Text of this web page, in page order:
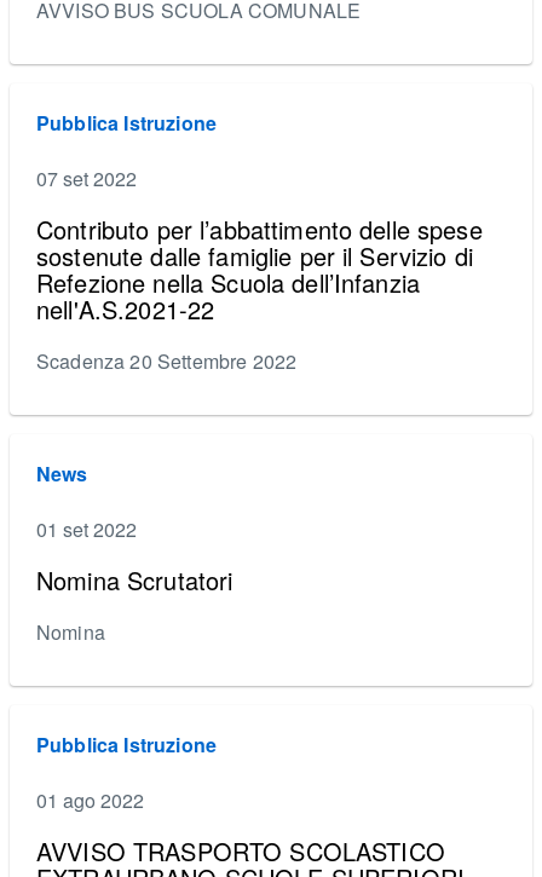
AVVISO BUS SCUOLA COMUNALE
Pubblica Istruzione
07 set 2022
Contributo per l’abbattimento delle spese
sostenute dalle famiglie per il Servizio di
Refezione nella Scuola dell’Infanzia
nell'A.S.2021-22
Scadenza 20 Settembre 2022
News
01 set 2022
Nomina Scrutatori
Nomina
Pubblica Istruzione
01 ago 2022
AVVISO TRASPORTO SCOLASTICO